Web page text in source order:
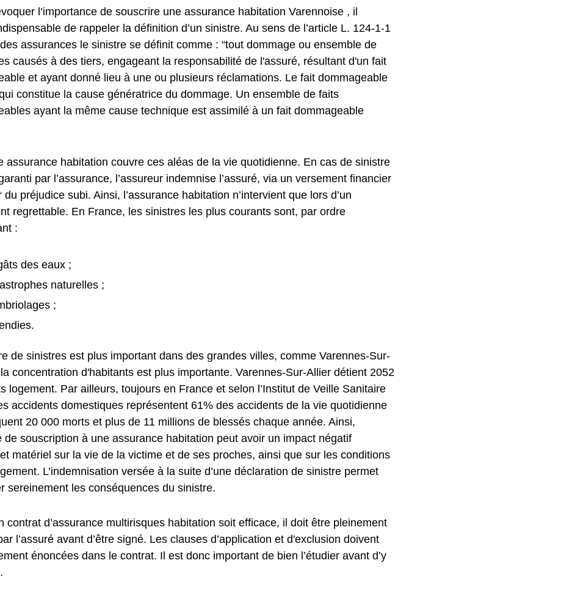
l’importance de souscrire une assurance habitation Varennoise , il
de rappeler la définition d’un sinistre. Au sens de l’article L. 124-1-1
assurances le sinistre se définit comme : “tout dommage ou ensemble de
causés à des tiers, engageant la responsabilité de l'assuré, résultant d'un fait
et ayant donné lieu à une ou plusieurs réclamations. Le fait dommageable
constitue la cause génératrice du dommage. Un ensemble de faits
ayant la même cause technique est assimilé à un fait dommageable
assurance habitation couvre ces aléas de la vie quotidienne. En cas de sinistre
par l’assurance, l’assureur indemnise l’assuré, via un versement financier
du préjudice subi. Ainsi, l’assurance habitation n’intervient que lors d’un
regrettable. En France, les sinistres les plus courants sont, par ordre
:
des eaux ;
naturelles ;
;
de sinistres est plus important dans des grandes villes, comme Varennes-Sur-
concentration d'habitants est plus importante. Varennes-Sur-Allier détient 2052
logement. Par ailleurs, toujours en France et selon l’Institut de Veille Sanitaire
accidents domestiques représentent 61% des accidents de la vie quotidienne
20 000 morts et plus de 11 millions de blessés chaque année. Ainsi,
de souscription à une assurance habitation peut avoir un impact négatif
matériel sur la vie de la victime et de ses proches, ainsi que sur les conditions
L’indemnisation versée à la suite d’une déclaration de sinistre permet
sereinement les conséquences du sinistre.
contrat d’assurance multirisques habitation soit efficace, il doit être pleinement
l’assuré avant d’être signé. Les clauses d’application et d'exclusion doivent
énoncées dans le contrat. Il est donc important de bien l’étudier avant d’y